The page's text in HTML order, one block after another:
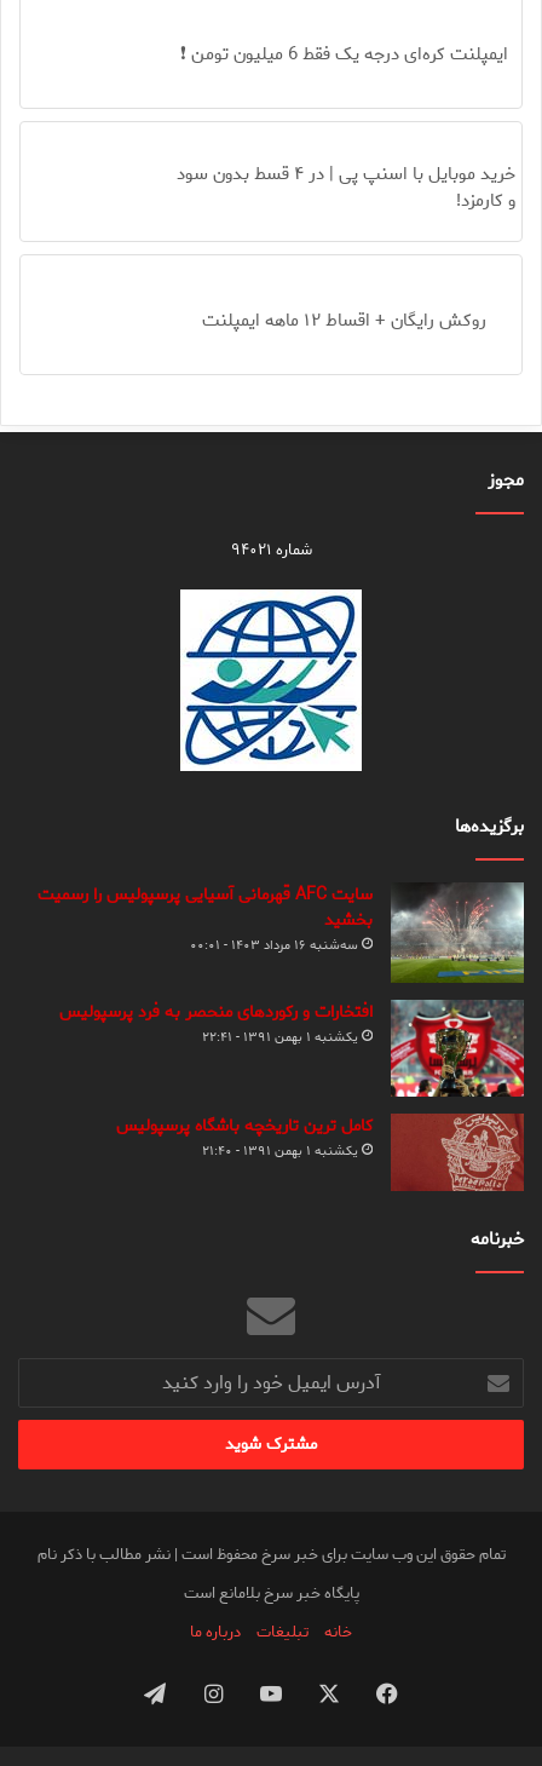
ایمپلنت کره‌ای درجه یک فقط 6 میلیون تومن ❗
خرید موبایل با اسنپ پی | در ۴ قسط بدون سود
و کارمزد!
روکش رایگان + اقساط ۱۲ ماهه ایمپلنت
مجوز
شماره ۹۴۰۲۱
برگزیده‌ها
سایت AFC قهرمانی آسیایی پرسپولیس را رسمیت
بخشید
سه‌شنبه ۱۶ مرداد ۱۴۰۳ - ۰۰:۰۱
افتخارات و رکوردهای منحصر به فرد پرسپولیس
یکشنبه ۱ بهمن ۱۳۹۱ - ۲۲:۴۱
کامل ترین تاریخچه باشگاه پرسپولیس
یکشنبه ۱ بهمن ۱۳۹۱ - ۲۱:۴۰
خبرنامه
آدرس
ایمیل
خود
وارد
تمام حقوق این وب سایت برای خبر سرخ محفوظ است | نشر مطالب با ذکر نام
پایگاه خبر سرخ بلامانع است
خانه
تبلیغات درباره ما
فیس
یوتیوباینستاگرامتلگرام